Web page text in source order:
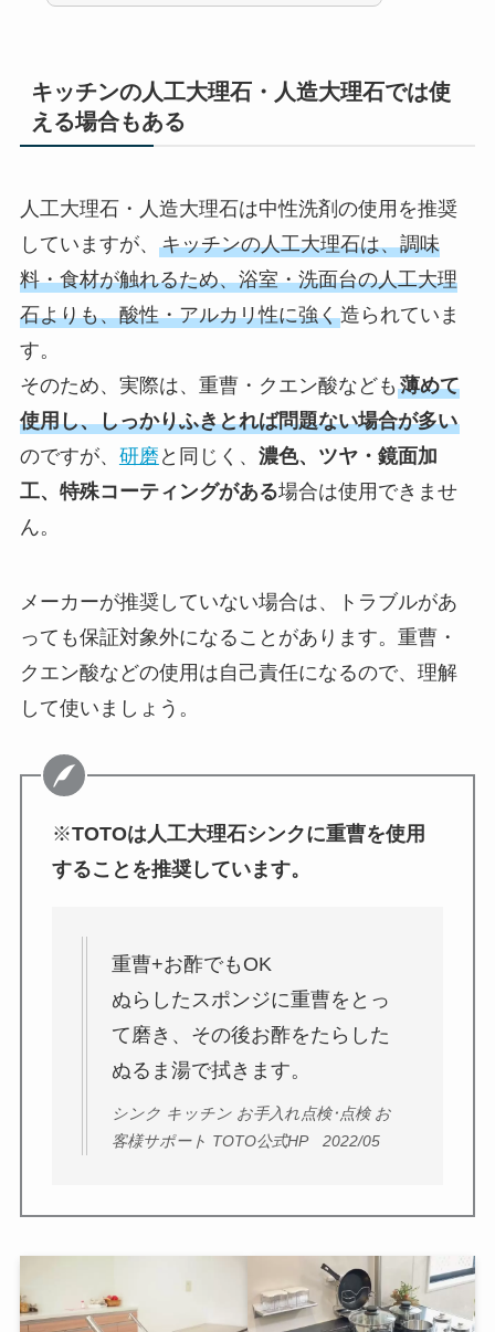
キッチンの人工大理石・人造大理石では使
える場合もある
人工大理石・人造大理石は中性洗剤の使用を推奨
していますが、 キッチンの人工大理石は、調味
料・食材が触れるため、浴室・洗面台の人工大理
石よりも、酸性・アルカリ性に強く造られていま
す。
そのため、実際は、重曹・クエン酸なども 薄めて
使用し、しっかりふきとれば問題ない場合が多い
のですが、 研磨 と同じく、 濃色、ツヤ・鏡面加
工、特殊コーティングがある場合は使用できませ
ん。
メーカーが推奨していない場合は、トラブルがあ
っても保証対象外になることがあります。重曹・
クエン酸などの使用は自己責任になるので、理解
して使いましょう。
※TOTOは人工大理石シンクに重曹を使用
することを推奨しています。
重曹+お酢でもOK
ぬらしたスポンジに重曹をとっ
て磨き、その後お酢をたらした
ぬるま湯で拭きます。
シンク キッチン お手入れ点検･点検 お
客様サポート TOTO公式HP 2022/05